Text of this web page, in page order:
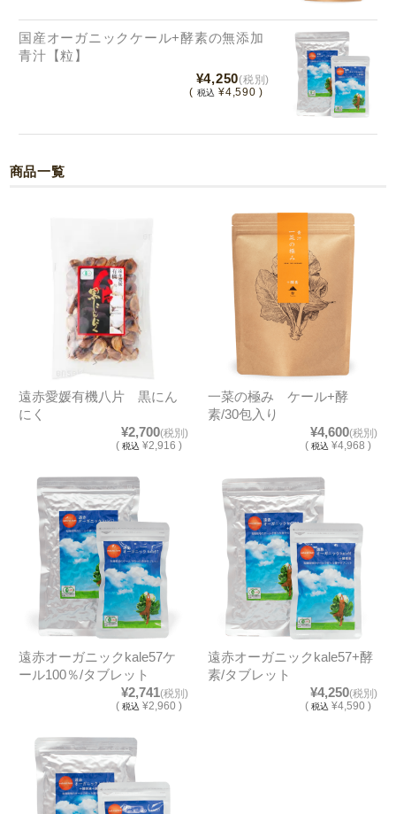
国産オーガニックケール+酵素の無添加
青汁【粒】
¥4,250(税別)
( 税込 ¥4,590 )
商品一覧
遠赤愛媛有機八片 黒にん
にく
¥2,700(税別)
(税込 ¥2,916 )
一菜の極み ケール+酵
素/30包入り
¥4,600(税別)
( 税込 ¥4,968 )
遠赤オーガニックkale57ケ
ール100％/タブレット
¥2,741(税別)
(税込 ¥2,960 )
遠赤オーガニックkale57+酵
素/タブレット
¥4,250(税別)
( 税込 ¥4,590 )